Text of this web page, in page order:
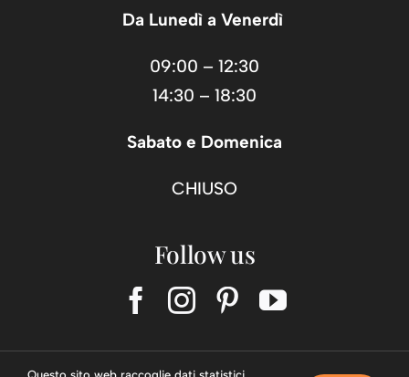
Da Lunedì a Venerdì
09:00 – 12:30
14:30 – 18:30
Sabato e Domenica
CHIUSO
Follow us
Copyright © Carry Shop Group s.r.l. – P.IVA 03363130364